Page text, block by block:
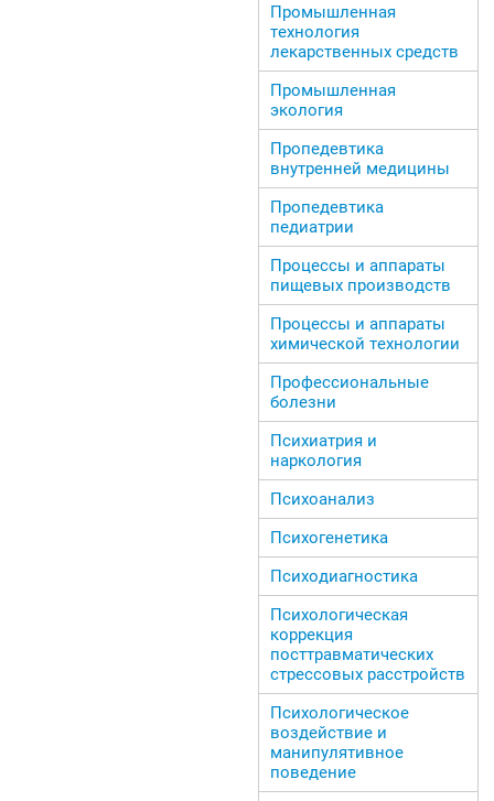
Промышленная
технология
лекарственных средств
Промышленная
экология
Пропедевтика
внутренней медицины
Пропедевтика
педиатрии
Процессы и аппараты
пищевых производств
Процессы и аппараты
химической технологии
Профессиональные
болезни
Психиатрия и
наркология
Психоанализ
Психогенетика
Психодиагностика
Психологическая
коррекция
посттравматических
стрессовых расстройств
Психологическое
воздействие и
манипулятивное
поведение